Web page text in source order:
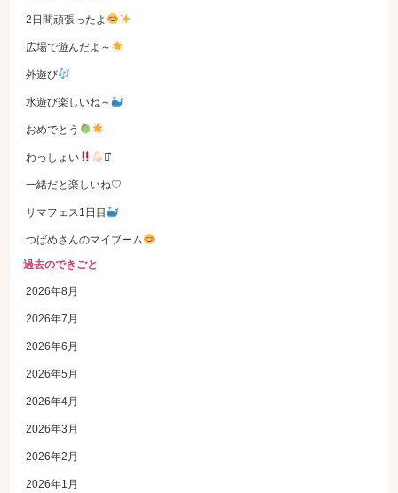
2日間頑張ったよ
広場で遊んだよ～
外遊び
水遊び楽しいね～
おめでとう
わっしょい ⋆͛
一緒だと楽しいね♡
サマフェス1日目
つばめさんのマイブーム
過去のできごと
2026年8月
2026年7月
2026年6月
2026年5月
2026年4月
2026年3月
2026年2月
2026年1月